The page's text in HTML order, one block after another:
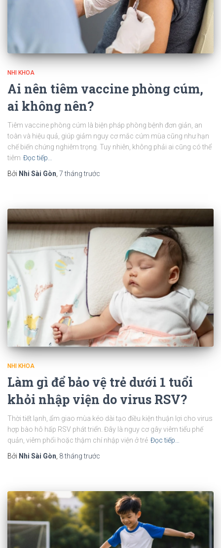
NHI KHOA
Ai nên tiêm vaccine phòng cúm,
ai không nên?
Tiêm vaccine phòng cúm là biện pháp phòng bệnh đơn giản, an
toàn và hiệu quả, giúp giảm nguy cơ mắc cúm mùa cũng như hạn
chế biến chứng nghiêm trọng. Tuy nhiên, không phải ai cũng có thể
tiêm Đọc tiếp…
Bởi Nhi Sài Gòn 7 thángtrước
NHI KHOA
Làm gì để bảo vệ trẻ dưới 1 tuổi
khỏi nhập viện do virus RSV?
Thời tiết lạnh, ẩm giao mùa kéo dài tạo điều kiện thuận lợi cho virus
hợp bào hô hấp RSV phát triển. Đây là nguy cơ gây viêm tiểu phế
quản, viêm phổi hoặc thậm chí nhập viện ở trẻ Đọc tiếp…
Bởi Nhi Sài Gòn 8 thángtrước